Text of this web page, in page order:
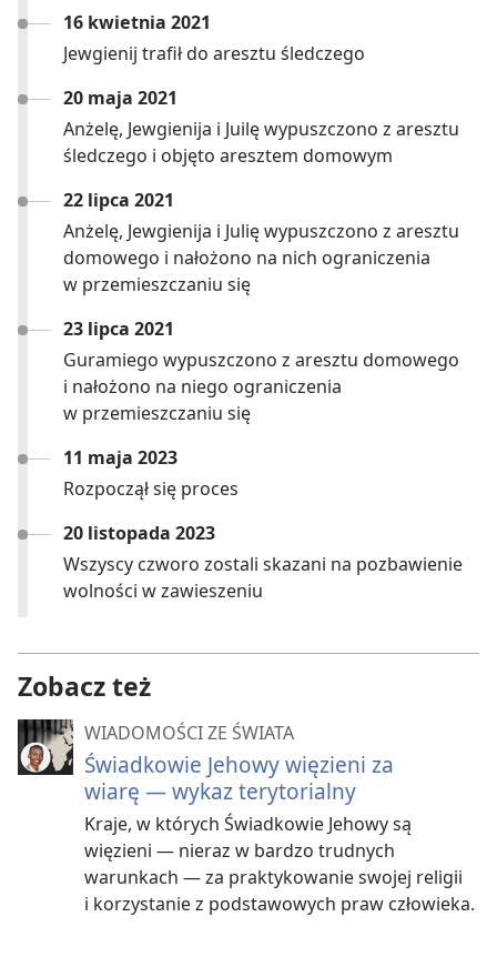
16 kwietnia 2021
Jewgienij trafił do aresztu śledczego
20 maja 2021
Anżelę, Jewgienija i Juilę wypuszczono z aresztu
śledczego i objęto aresztem domowym
22 lipca 2021
Anżelę, Jewgienija i Julię wypuszczono z aresztu
domowego i nałożono na nich ograniczenia
w przemieszczaniu się
23 lipca 2021
Guramiego wypuszczono z aresztu domowego
i nałożono na niego ograniczenia
w przemieszczaniu się
11 maja 2023
Rozpoczął się proces
20 listopada 2023
Wszyscy czworo zostali skazani na pozbawienie
wolności w zawieszeniu
Zobacz też
WIADOMOŚCI ZE ŚWIATA
Świadkowie Jehowy więzieni za
wiarę — wykaz terytorialny
Kraje, w których Świadkowie Jehowy są
więzieni — nieraz w bardzo trudnych
warunkach — za praktykowanie swojej religii
i korzystanie z podstawowych praw człowieka.